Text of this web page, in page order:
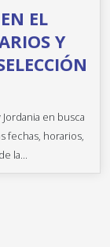
EL
Y
en busca
fechas, horarios,
la...